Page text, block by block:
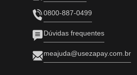
0800-887-0499
Dúvidas frequentes
meajuda@usezapay.com.br